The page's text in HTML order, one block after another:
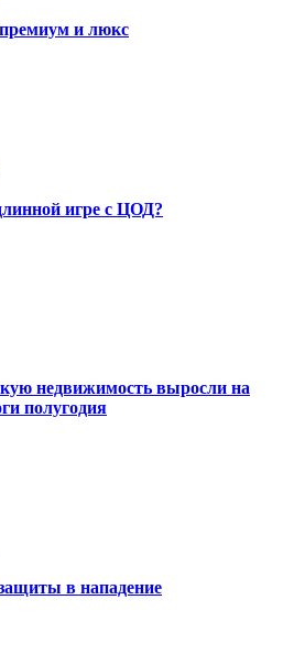
и люкс
игре с ЦОД?
недвижимость выросли на
полугодия
в нападение